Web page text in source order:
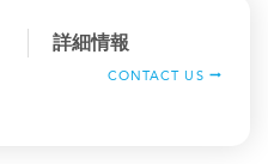
詳細情報
CONTACT US